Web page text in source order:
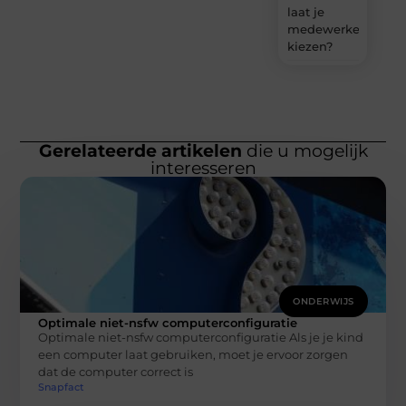
laat je
medewerkers
kiezen?
Gerelateerde artikelen die u mogelijk
interesseren
ONDERWIJS
Optimale niet-nsfw computerconfiguratie
Optimale niet-nsfw computerconfiguratie Als je je kind
een computer laat gebruiken, moet je ervoor zorgen
dat de computer correct is
Snapfact